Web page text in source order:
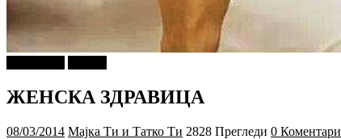
ЖЕНСКА ЗДРАВИЦА
08/03/2014 Мајка Ти и Татко Ти 2828 Прегледи 0 Коментари